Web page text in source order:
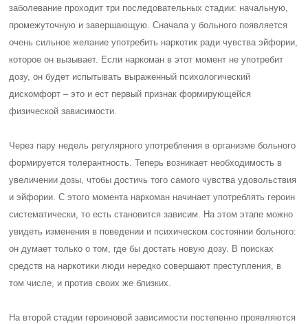
заболевание проходит три последовательных стадии: начальную,
промежуточную и завершающую. Сначала у больного появляется
очень сильное желание употребить наркотик ради чувства эйфории,
которое он вызывает. Если наркоман в этот момент не употребит
дозу, он будет испытывать выраженный психологический
дискомфорт – это и ест первый признак формирующейся
физической зависимости.
Через пару недель регулярного употребления в организме больного
формируется толерантность. Теперь возникает необходимость в
увеличении дозы, чтобы достичь того самого чувства удовольствия
и эйфории. С этого момента наркоман начинает употреблять героин
систематически, то есть становится зависим. На этом этапе можно
увидеть изменения в поведении и психическом состоянии больного:
он думает только о том, где бы достать новую дозу. В поисках
средств на наркотики люди нередко совершают преступления, в
том числе, и против своих же близких.
На второй стадии героиновой зависимости постепенно проявляются